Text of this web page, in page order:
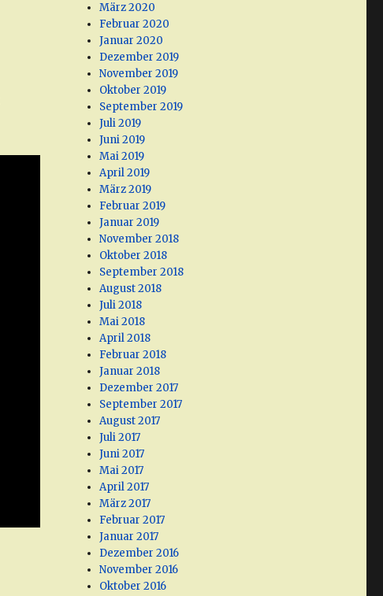
März 2020
Februar 2020
Januar 2020
Dezember 2019
November 2019
Oktober 2019
September 2019
Juli 2019
Juni 2019
Mai 2019
April 2019
März 2019
Februar 2019
Januar 2019
November 2018
Oktober 2018
September 2018
August 2018
Juli 2018
Mai 2018
April 2018
Februar 2018
Januar 2018
Dezember 2017
September 2017
August 2017
Juli 2017
Juni 2017
Mai 2017
April 2017
März 2017
Februar 2017
Januar 2017
Dezember 2016
November 2016
Oktober 2016